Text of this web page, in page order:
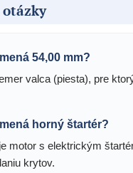
otázky
54,00 mm?
valca (piesta), pre
horný štartér?
motor s elektrickým
krytov.